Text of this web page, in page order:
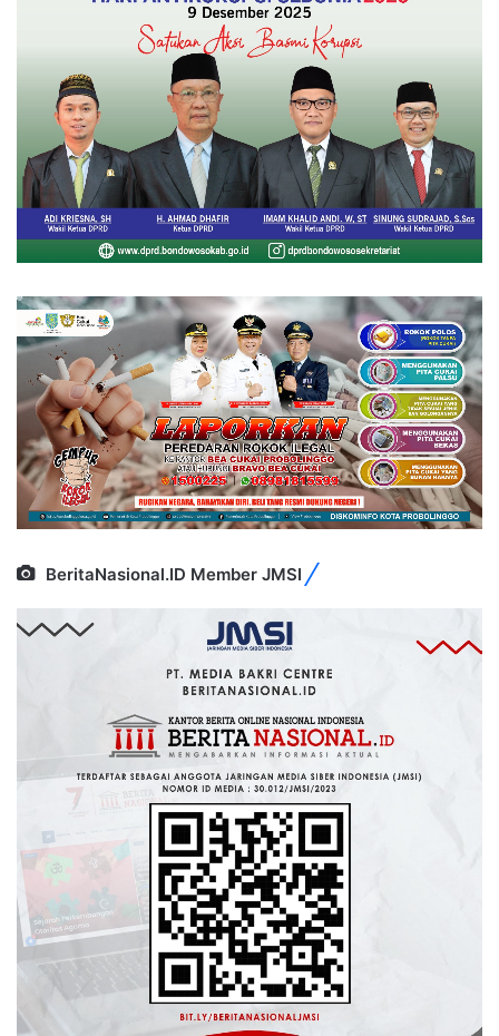
BeritaNasional.ID Member JMSI